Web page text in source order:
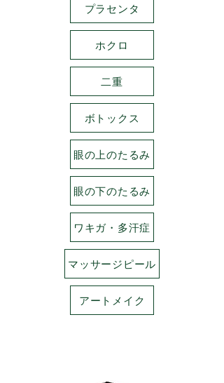
プラセンタ
ホクロ
二重
ボトックス
眼の上のたるみ
眼の下のたるみ
ワキガ・多汗症
マッサージピール
アートメイク